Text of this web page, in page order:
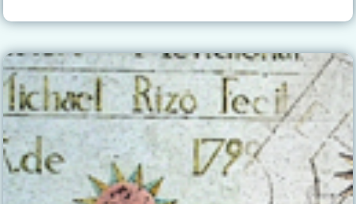
NOS
A
DESCUBRIR
DIVERSOS
TERRITORIOS
A
TRAVÉS
SUS
RELOJES
DE